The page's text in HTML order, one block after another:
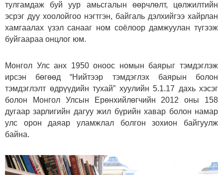
тулгамдаж буй уур амьсгалын өөрчлөлт, цөлжилтийн
эсрэг дуу хоолойгоо нэгтгэн, байгаль дэлхийгээ хайрлан
хамгаалах үзэл санааг ном соёлоор дамжуулан түгээж
буйгаараа онцлог юм.
Монгол Улс анх 1950 оноос номын баярыг тэмдэглэж
ирсэн бөгөөд “Нийтээр тэмдэглэх баярын болон
тэмдэглэлт өдрүүдийн тухай” хуулийн 5.1.17 дахь хэсэг
болон Монгол Улсын Ерөнхийлөгчийн 2012 оны 158
дугаар зарлигийн дагуу жил бүрийн хавар болон намар
улс орон даяар уламжлал болгон зохион байгуулж
байна.